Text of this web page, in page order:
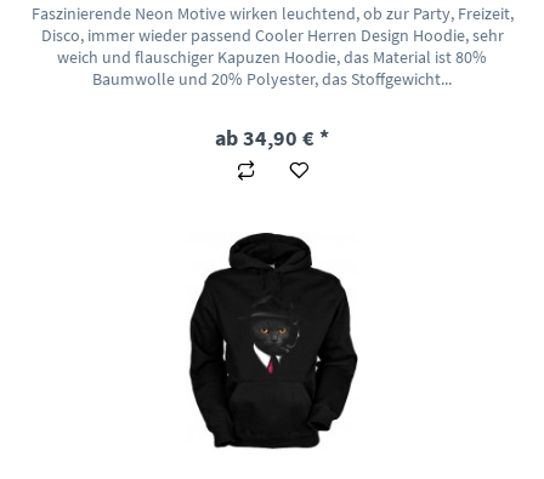
Faszinierende Neon Motive wirken leuchtend, ob zur Party, Freizeit,
Disco, immer wieder passend Cooler Herren Design Hoodie, sehr
weich und flauschiger Kapuzen Hoodie, das Material ist 80%
Baumwolle und 20% Polyester, das Stoffgewicht...
ab 34,90 € *